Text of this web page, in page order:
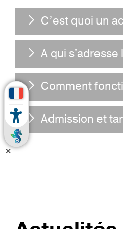
C’est quoi un
A qui s'adresse
Comment
Admission et